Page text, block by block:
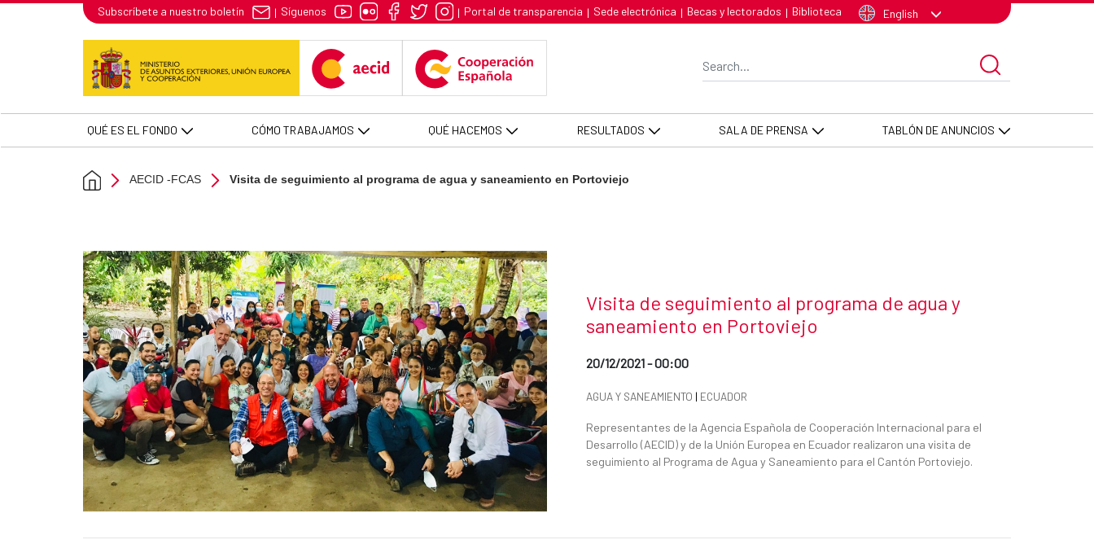
Skip to Main Content
Visita de seguimiento al programa de agua y saneamiento en Portoviejo - AECID -FCAS
Subscríbete a nuestro boletín | Síguenos | Portal de transparencia | Sede electrónica | Becas y lectorados | Biblioteca English
QUÉ ES EL FONDO CÓMO TRABAJAMOS QUÉ HACEMOS RESULTADOS SALA DE PRENSA TABLÓN DE ANUNCIOS
AECID -FCAS Visita de seguimiento al programa de agua y saneamiento en Portoviejo
News title
Visita de seguimiento al programa de agua y
saneamiento en Portoviejo
Date of publication of the news item
20/12/2021 - 00:00
News categories
AGUA Y SANEAMIENTO | ECUADOR
Summary of the news
Representantes de la Agencia Española de Cooperación Internacional para el
Desarrollo (AECID) y de la Unión Europea en Ecuador realizaron una visita de
seguimiento al Programa de Agua y Saneamiento para el Cantón Portoviejo.